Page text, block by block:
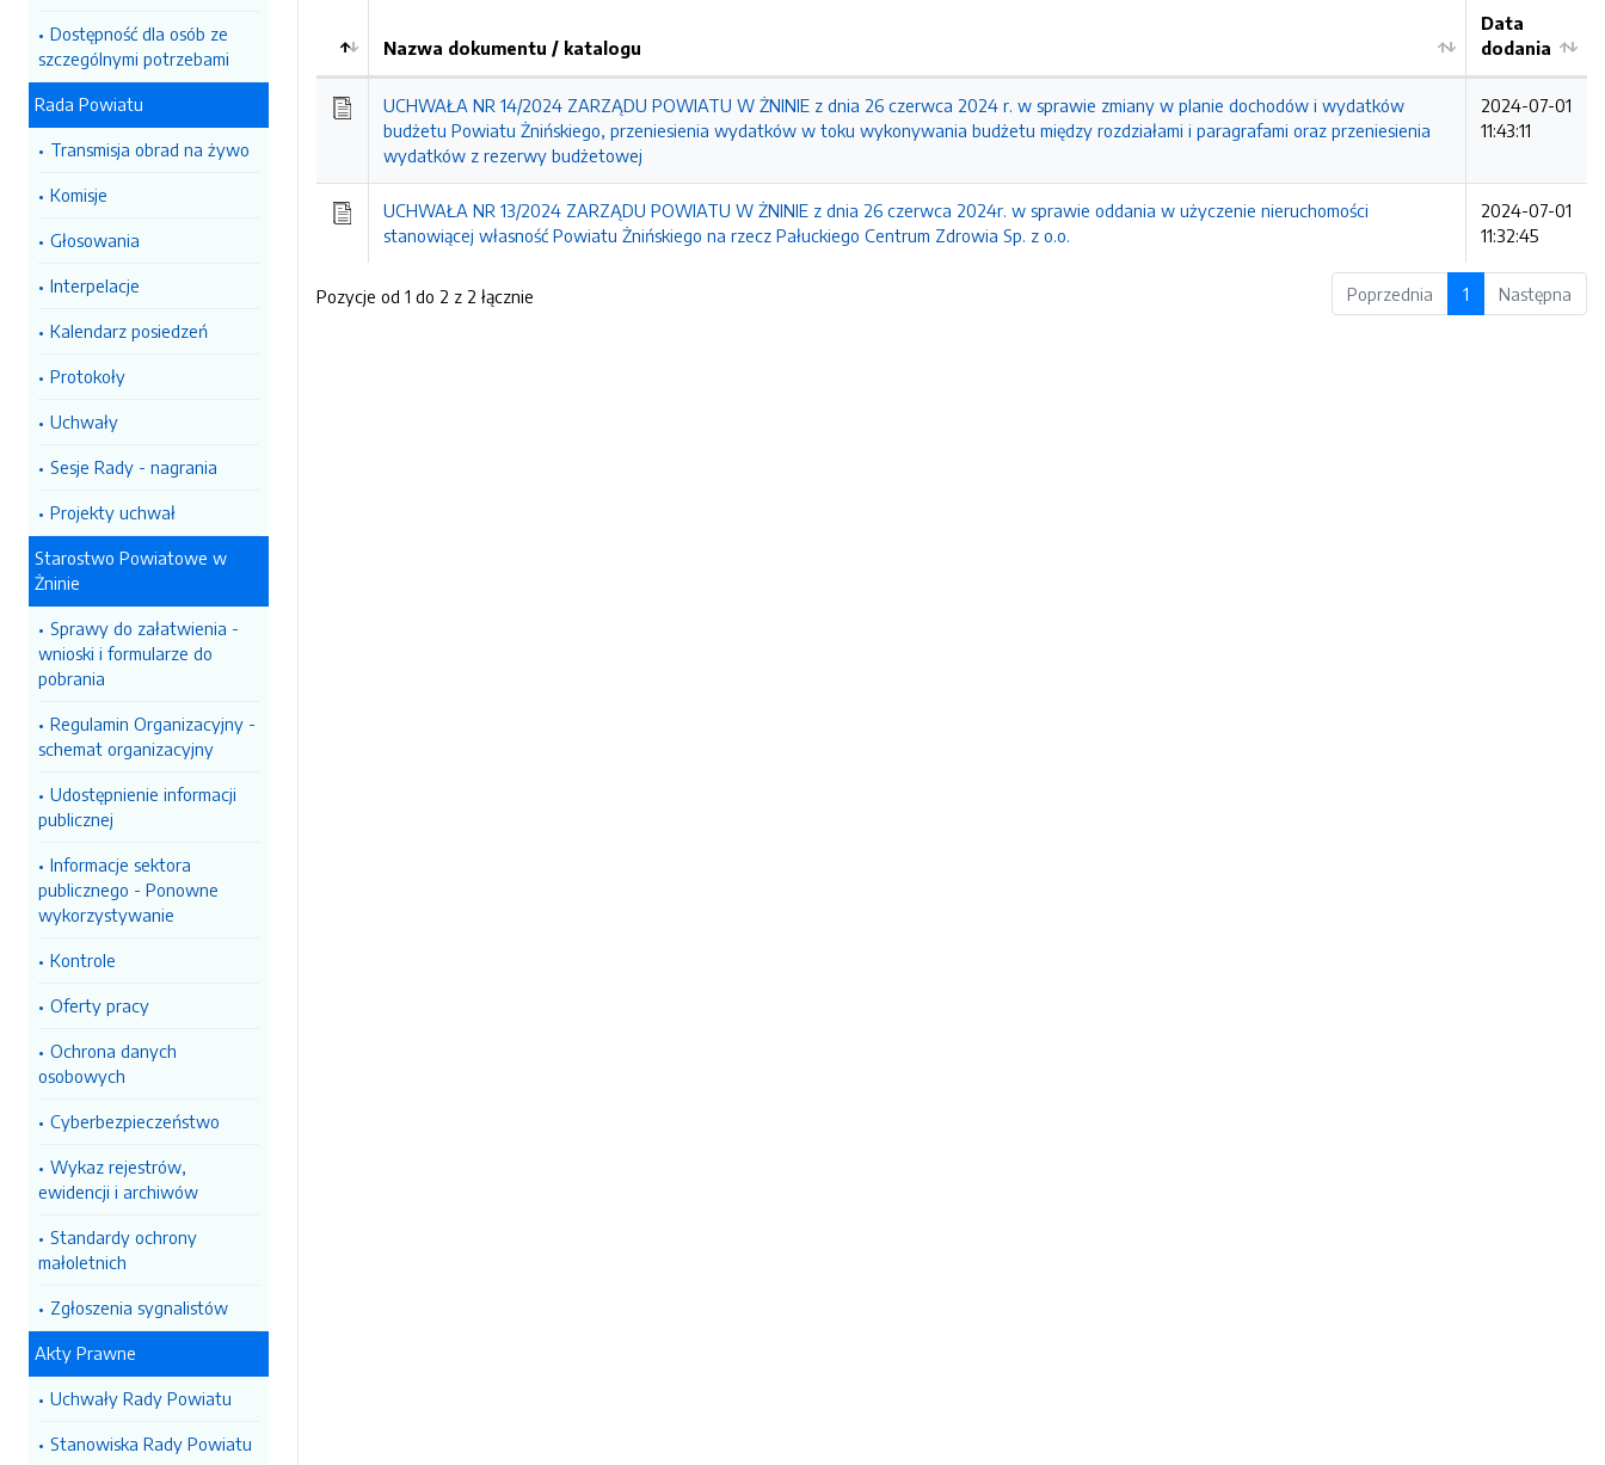
Dostępność dla osób ze
szczególnymi potrzebami
Rada Powiatu
Transmisja obrad na żywo
Komisje
Głosowania
Interpelacje
Kalendarz posiedzeń
Protokoły
Uchwały
Sesje Rady - nagrania
Projekty uchwał
Starostwo Powiatowe w
Żninie
Sprawy do załatwienia -
wnioski i formularze do
pobrania
Regulamin Organizacyjny -
schemat organizacyjny
Udostępnienie informacji
publicznej
Informacje sektora
publicznego - Ponowne
wykorzystywanie
Kontrole
Oferty pracy
Ochrona danych
osobowych
Cyberbezpieczeństwo
Wykaz rejestrów,
ewidencji i archiwów
Standardy ochrony
małoletnich
Zgłoszenia sygnalistów
Akty Prawne
Uchwały Rady Powiatu
Stanowiska Rady Powiatu
Kolejność
Nazwa dokumentu / katalogu
Data
dodania
UCHWAŁA NR 14/2024 ZARZĄDU POWIATU W ŻNINIE z dnia 26 czerwca 2024 r. w sprawie zmiany w planie dochodów i wydatków
budżetu Powiatu Żnińskiego, przeniesienia wydatków w toku wykonywania budżetu między rozdziałami i paragrafami oraz przeniesienia
wydatków z rezerwy budżetowej
2024-07-01
11:43:11
UCHWAŁA NR 13/2024 ZARZĄDU POWIATU W ŻNINIE z dnia 26 czerwca 2024r. w sprawie oddania w użyczenie nieruchomości
stanowiącej własność Powiatu Żnińskiego na rzecz Pałuckiego Centrum Zdrowia Sp. z o.o.
2024-07-01
11:32:45
Pozycje od 1 do 2 z 2 łącznie Poprzednia 1 Następna